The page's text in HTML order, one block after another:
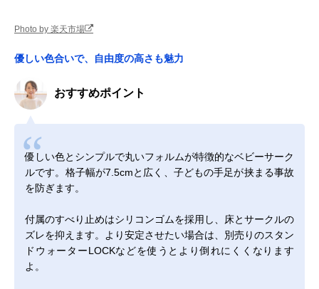
Photo by 楽天市場
優しい色合いで、自由度の高さも魅力
おすすめポイント
優しい色とシンプルで丸いフォルムが特徴的なベビーサーク
ルです。格子幅が7.5cmと広く、子どもの手足が挟まる事故
を防ぎます。
付属のすべり止めはシリコンゴムを採用し、床とサークルの
ズレを抑えます。より安定させたい場合は、別売りのスタン
ドウォーターLOCKなどを使うとより倒れにくくなります
よ。